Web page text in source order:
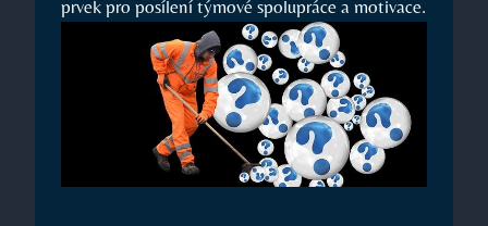
prvek pro posílení týmové spolupráce a motivace.